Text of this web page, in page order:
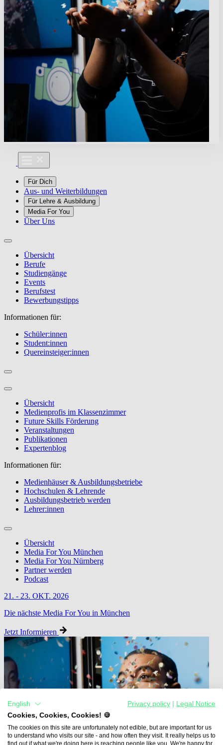
Für Dich
Aus- und Weiterbildungen
Für Lehre & Ausbildung
Media For You
Über Uns
Übersicht
Berufe
Studiengänge
Events
Berufstest
Bewerbungstipps
Informationen für:
Schüler:innen
Student:innen
Quereinsteiger:innen
Übersicht
Medienprofis im Klassenzimmer
Future Skills Förderung
Veranstaltungen
Publikationen
Expertenblog
Informationen für:
Medienhäuser & Ausbildungsbetriebe
Hochschulen & Lehrende
Ausbildungsbetrieb werden
Lehrer:innen
Übersicht
Media For You München
Media For You Nürnberg
Partner werden
Podcast
21. - 23. OKT. 2026
Die nächste Media For You in München
Jetzt Informieren
English Privacy policy
Legal Notice
Cookies, Cookies, Cookies! 🍪
The cookies on this site are unfortunately not edible, but are important for us
to understand who visits our site - and how often they visit. It really helps us to